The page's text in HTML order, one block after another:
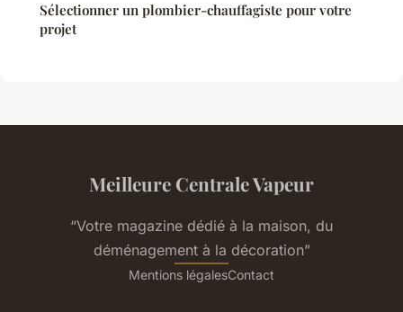
Sélectionner un plombier-chauffagiste pour votre
projet
Meilleure Centrale Vapeur
“Votre magazine dédié à la maison, du
déménagement à la décoration”
Mentions légalesContact